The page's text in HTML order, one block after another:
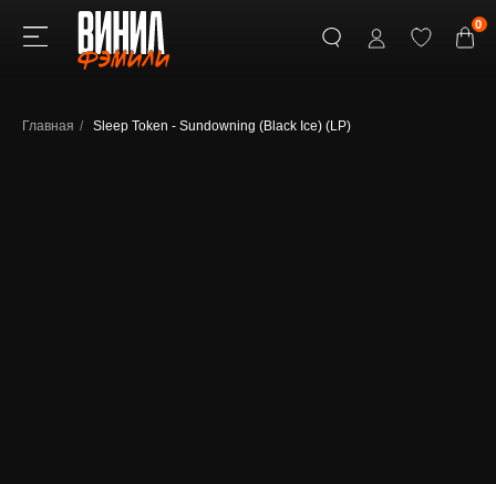
Главная / Sleep Token - Sundowning (Black Ice) (LP)